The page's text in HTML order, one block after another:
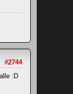
#2744
:D